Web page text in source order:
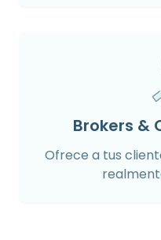
Brokers &
Ofrece a tus